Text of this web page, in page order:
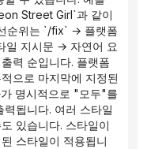
Street Girl`과 같이
순위는 `/fix` → 플랫폼
지시문 → 자연어 요
력 순입니다. 플랫폼
으로 마지막에 지정된
명시적으로 "모두"를
됩니다. 여러 스타일
있습니다. 스타일이
스타일이 적용됩니